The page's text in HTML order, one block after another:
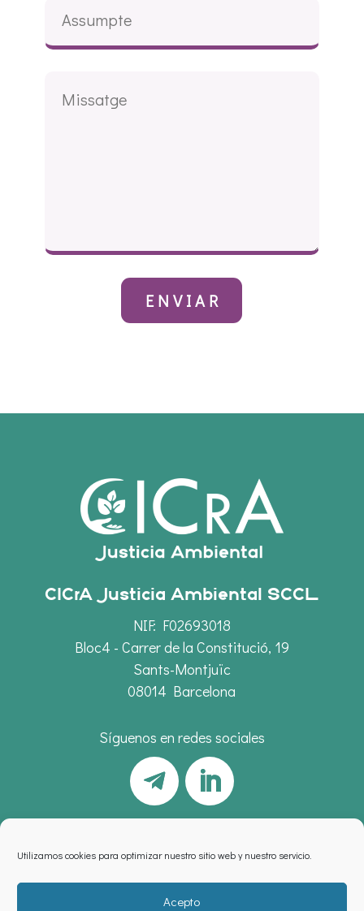
Utilizamos cookies para optimizar nuestro sitio web y nuestro servicio.
Acepto
CICrA Justicia Ambiental SCCL
NIF: F02693018
Bloc4 - Carrer de la Constitució, 19
Sants-Montjuïc
08014 Barcelona
Síguenos en redes sociales